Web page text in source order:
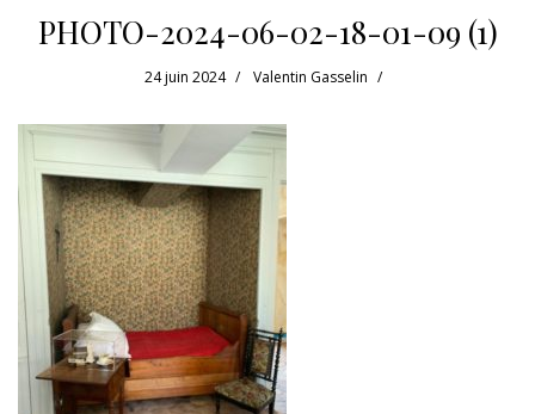
PHOTO-2024-06-02-18-01-09 (1)
24 juin 2024 Valentin Gasselin